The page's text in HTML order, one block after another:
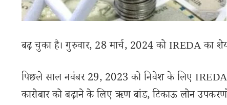
बढ़ चुका है। गुरुवार, 28 मार्च, 2024 को IREDA का
पिछले साल नवंबर 29, 2023 को निवेश के लिए IREDA
कारोबार को बढ़ाने के लिए ऋण बांड, टिकाऊ लोन